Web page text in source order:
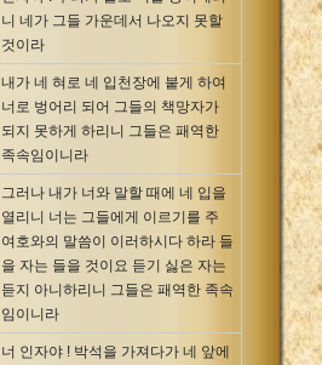
니 네가 그들 가운데서 나오지 못할
것이라
내가 네 혀로 네 입천장에 붙게 하여
너로 벙어리 되어 그들의 책망자가
되지 못하게 하리니 그들은 패역한
족속임이니라
그러나 내가 너와 말할 때에 네 입을
열리니 너는 그들에게 이르기를 주
여호와의 말씀이 이러하시다 하라 들
을 자는 들을 것이요 듣기 싫은 자는
듣지 아니하리니 그들은 패역한 족속
임이니라
너 인자야 ! 박석을 가져다가 네 앞에